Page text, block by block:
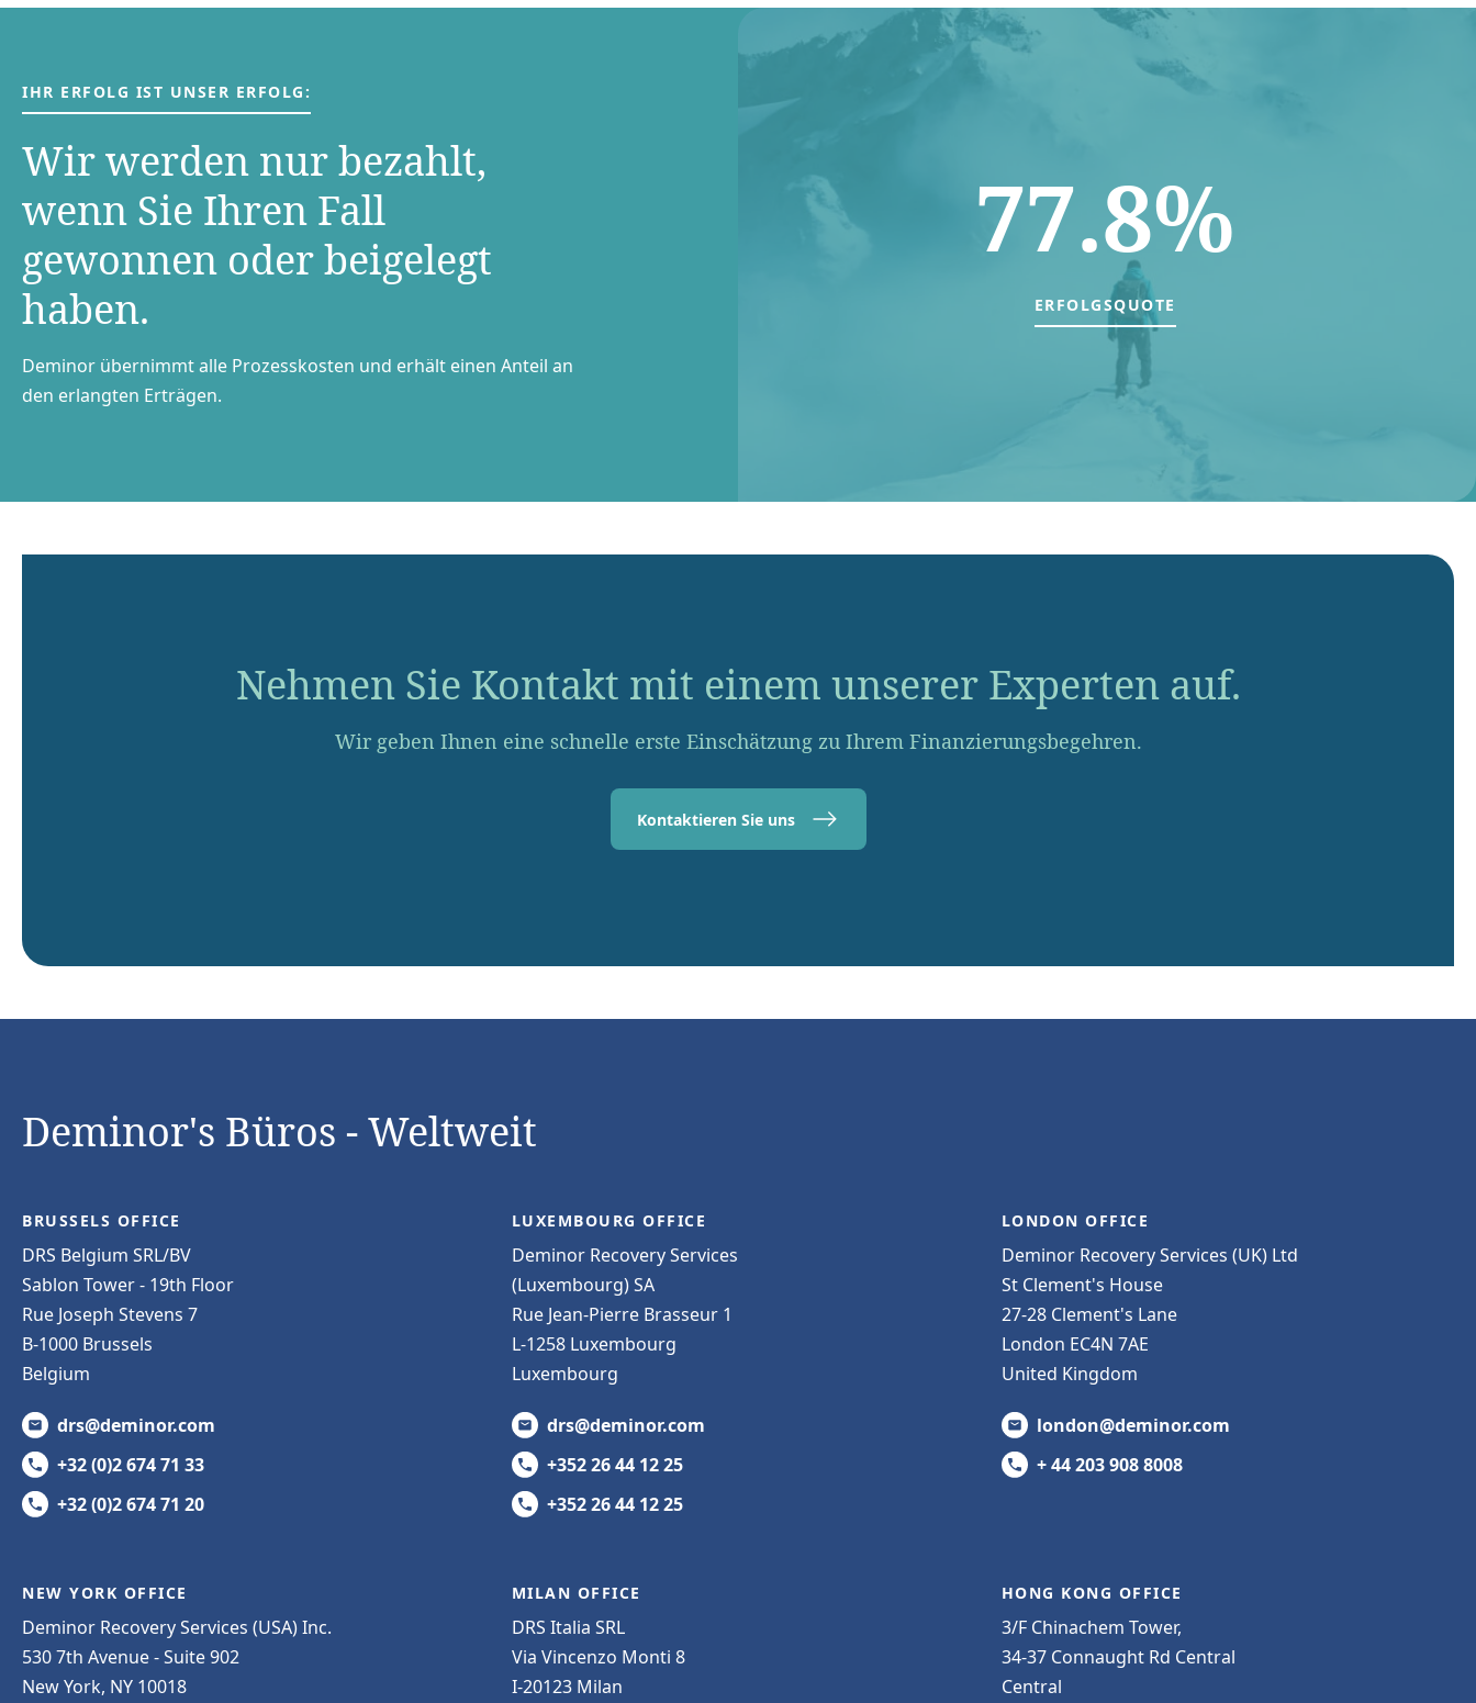
IHR ERFOLG IST UNSER ERFOLG:
Wir werden nur bezahlt,
wenn Sie Ihren Fall
gewonnen oder beigelegt
haben.
Deminor übernimmt alle Prozesskosten und erhält einen Anteil an
den erlangten Erträgen.
77.8%
ERFOLGSQUOTE
Nehmen Sie Kontakt mit einem unserer Experten auf.
Wir geben Ihnen eine schnelle erste Einschätzung zu Ihrem Finanzierungsbegehren.
Kontaktieren Sie uns
Deminor's Büros - Weltweit
BRUSSELS OFFICE
DRS Belgium SRL/BV
Sablon Tower - 19th Floor
Rue Joseph Stevens 7
B-1000 Brussels
Belgium
drs@deminor.com
+32 (0)2 674 71 33
+32 (0)2 674 71 20
LUXEMBOURG OFFICE
Deminor Recovery Services
(Luxembourg) SA
Rue Jean-Pierre Brasseur 1
L-1258 Luxembourg
Luxembourg
drs@deminor.com
+352 26 44 12 25
+352 26 44 12 25
LONDON OFFICE
Deminor Recovery Services (UK) Ltd
St Clement's House
27-28 Clement's Lane
London EC4N 7AE
United Kingdom
london@deminor.com
+ 44 203 908 8008
NEW YORK OFFICE
Deminor Recovery Services (USA) Inc.
530 7th Avenue - Suite 902
New York, NY 10018
MILAN OFFICE
DRS Italia SRL
Via Vincenzo Monti 8
I-20123 Milan
HONG KONG OFFICE
3/F Chinachem Tower,
34-37 Connaught Rd Central
Central